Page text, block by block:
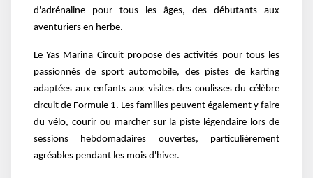
d'adrénaline pour tous les âges, des débutants aux
aventuriers en herbe.
Le Yas Marina Circuit propose des activités pour tous les
passionnés de sport automobile, des pistes de karting
adaptées aux enfants aux visites des coulisses du célèbre
circuit de Formule 1. Les familles peuvent également y faire
du vélo, courir ou marcher sur la piste légendaire lors de
sessions hebdomadaires ouvertes, particulièrement
agréables pendant les mois d'hiver.